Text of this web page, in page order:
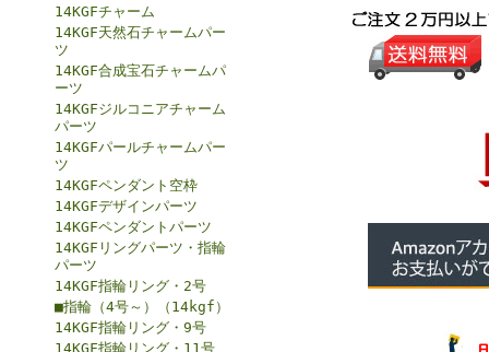
14KGFチャーム
14KGF天然石チャームパー
ツ
14KGF合成宝石チャームパ
ーツ
14KGFジルコニアチャーム
パーツ
14KGFパールチャームパー
ツ
14KGFペンダント空枠
14KGFデザインパーツ
14KGFペンダントパーツ
14KGFリングパーツ・指輪
パーツ
14KGF指輪リング・2号
■指輪（4号～）（14kgf）
14KGF指輪リング・9号
14KGF指輪リング・11号